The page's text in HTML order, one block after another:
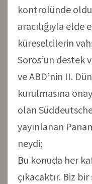
kontrolünde
aracılığıyla elde
küreselcilerin
Soros’un destek
ve ABD’nin II.
kurulmasına
olan
yayınlanan
neydi;
Bu konuda her
çıkacaktır. Biz